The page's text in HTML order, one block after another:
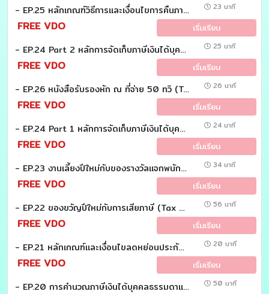
- EP.25 หลักเกณฑ์วิธีการและเงื่อนไขการคืนภาษี (Tax Case study) 23 นาที
FREE VDO เริ่มเรียน
- EP.24 Part 2 หลักการจัดเก็บภาษีเงินได้บุคคลธรรมดา มาตรา 41 (Tax Case study) 25 นาที
FREE VDO เริ่มเรียน
- EP.26 หนังสือรับรองหัก ณ ที่จ่าย 50 ทวิ (Tax Case study) 26 นาที
FREE VDO เริ่มเรียน
- EP.24 Part 1 หลักการจัดเก็บภาษีเงินได้บุคคลธรรมดา มาตรา 41 (Tax Case study) 24 นาที
FREE VDO เริ่มเรียน
- EP.23 งานเลี้ยงปีใหม่กับของรางวัลแจกพนักงาน (Tax Case Study) 34 นาที
FREE VDO เริ่มเรียน
- EP.22 ของขวัญปีใหม่กับการเสียภาษี (Tax Case Study) 56 นาที
FREE VDO เริ่มเรียน
- EP.21 หลักเกณฑ์เเละเงื่อนไขลดหย่อนประกันชีวิต ประกันสุขภาพเเละประกันบำนาญ (Tax Case Study) 20 นาที
FREE VDO เริ่มเรียน
- EP.20 การคำนวณภาษีเงินได้บุคคลธรรมดาเเยกตามประเภทเงินได้พึงประเมิน (Tax Case Study) 50 นาที